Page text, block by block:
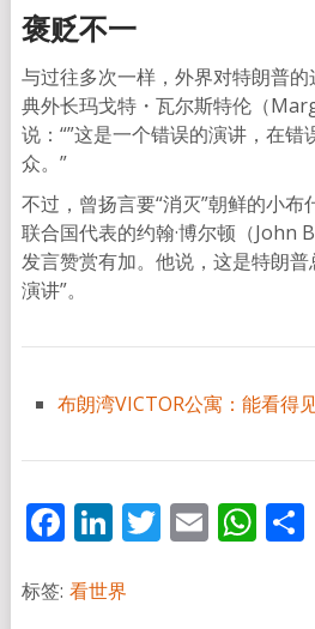
褒贬不一
与过往多次一样，外界对特朗普
典外长玛戈特・瓦尔斯特伦（
说：“”这是一个错误的演讲，在
众。”
不过，曾扬言要“消灭”朝鲜的小
联合国代表的约翰·博尔顿（John
发言赞赏有加。他说，这是特朗
演讲”。
布朗湾VICTOR公寓：能看得
Facebook
LinkedIn
Twitter
Email
标签: 看世界